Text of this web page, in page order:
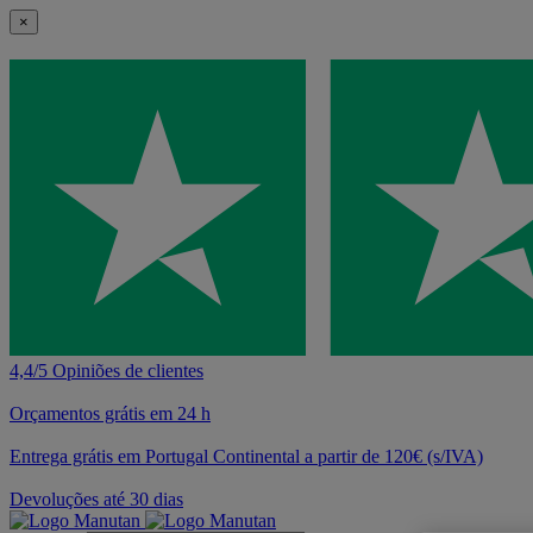
×
4,4/5 Opiniões de clientes
Orçamentos grátis em 24 h
Entrega grátis em Portugal Continental a partir de 120€ (s/IVA)
Devoluções até 30 dias